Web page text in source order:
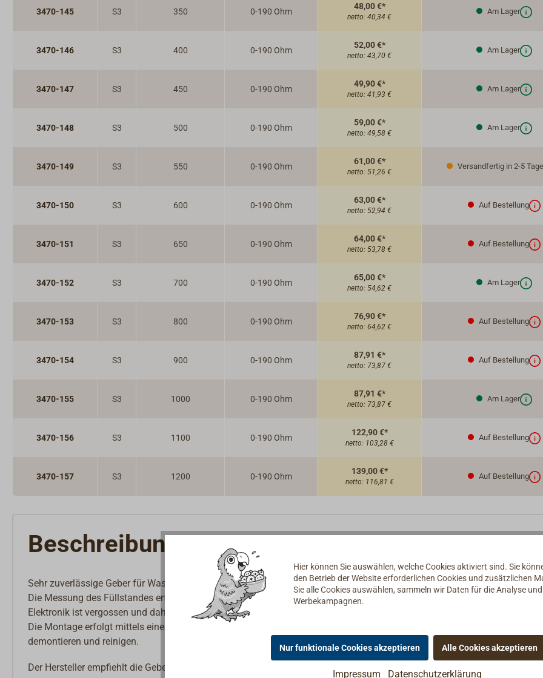
3470-145 S3 350 0-190 Ohm
48,00 €*
netto: 40,34 €
Am Lager
3470-146 S3 400 0-190 Ohm
52,00 €*
netto: 43,70 €
Am Lager
3470-147 S3 450 0-190 Ohm
49,90 €*
netto: 41,93 €
Am Lager
3470-148 S3 500 0-190 Ohm
59,00 €*
netto: 49,58 €
Am Lager
3470-149 S3 550 0-190 Ohm
61,00 €*
netto: 51,26 €
Versandfertig in 2-5
3470-150 S3 600 0-190 Ohm
63,00 €*
netto: 52,94 €
Auf Bestellung
3470-151 S3 650 0-190 Ohm
64,00 €*
netto: 53,78 €
Auf Bestellung
3470-152 S3 700 0-190 Ohm
65,00 €*
netto: 54,62 €
Am Lager
3470-153 S3 800 0-190 Ohm
76,90 €*
netto: 64,62 €
Auf Bestellung
3470-154 S3 900 0-190 Ohm
87,91 €*
netto: 73,87 €
Auf Bestellung
3470-155 S3 1000 0-190 Ohm
87,91 €*
netto: 73,87 €
Am Lager
3470-156 S3 1100 0-190 Ohm
122,90 €*
netto: 103,28 €
Auf Bestellung
3470-157 S3 1200 0-190 Ohm
139,00 €*
netto: 116,81 €
Auf Bestellung
Beschreibung
Sehr zuverlässige Geber für Wasser und Diesel.
Die Messung des Füllstandes erfolgt mittels eines Schwimmers mit Ringmagnet berührungsfrei auf Reedkontakte. Die
Elektronik ist vergossen und daher völlig unempfindlich.
Die Montage erfolgt mittels eines 1 1/4" BSP-Gewindes und entsprechenden Adaptern. Daher lassen sich die Geber
demontieren und reinigen.
Der Hersteller empfiehlt die Geber-Länge so zu wählen, dass noch mindestens 2,5 und maximal 5 cm Abstand zum
Hier können Sie auswählen, welche Cookies aktiviert sind. Sie
den Betrieb der Website erforderlichen Cookies und zusätzlichen
Sie alle Cookies auswählen, sammeln wir Daten für die Analyse
Werbekampagnen.
Nur funktionale Cookies akzeptieren Alle Cookies akzeptieren
Impressum Datenschutzerklärung